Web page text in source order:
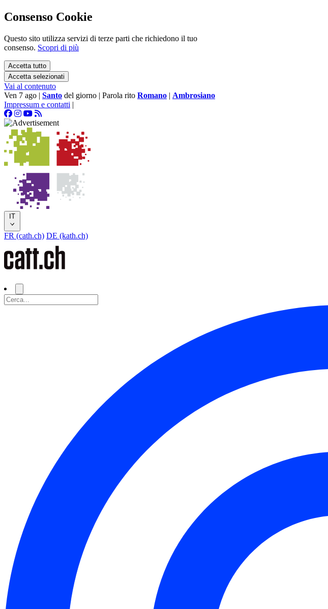
Consenso Cookie
Questo sito utilizza servizi di terze parti che richiedono il tuo
consenso. Scopri di più
Accetta tutto
Accetta selezionati
Vai al contenuto
Ven 7 ago | Santo del giorno | Parola rito Romano | Ambrosiano
Impressum e contatti |
IT
FR (cath.ch) DE (kath.ch)